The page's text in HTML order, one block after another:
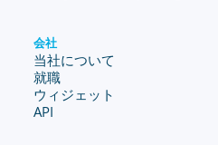
会社
当社について
就職
ウィジェット
API